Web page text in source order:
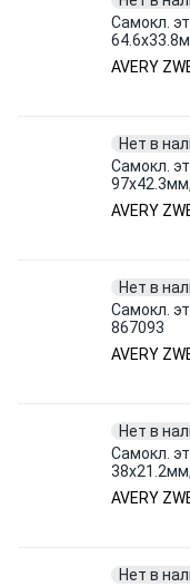
Самокл.
AVERY
AVERY
Нет в
Самокл.
AVERY
Нет в
Самокл.
867093
AVERY
Нет в
Самокл.
AVERY
AVERY
Нет в